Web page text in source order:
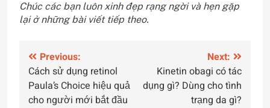
Chúc các bạn luôn xinh đẹp rạng ngời và hẹn gặp
lại ở những bài viết tiếp theo.
Điều
hướng
bài
Previous:
Cách sử dụng retinol
Paula’s Choice hiệu quả
cho người mới bắt đầu
Next:
Kinetin obagi có tác
dụng gì? Dùng cho tình
trạng da gì?